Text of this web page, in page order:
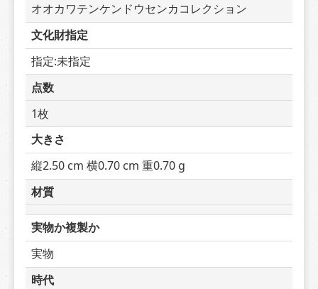
オオカワテンケンドウセンカコレクション
文化財指定
指定:未指定
点数
1枚
大きさ
縦2.50 cm 横0.70 cm 重0.70 g
材質
実物か複製か
実物
時代